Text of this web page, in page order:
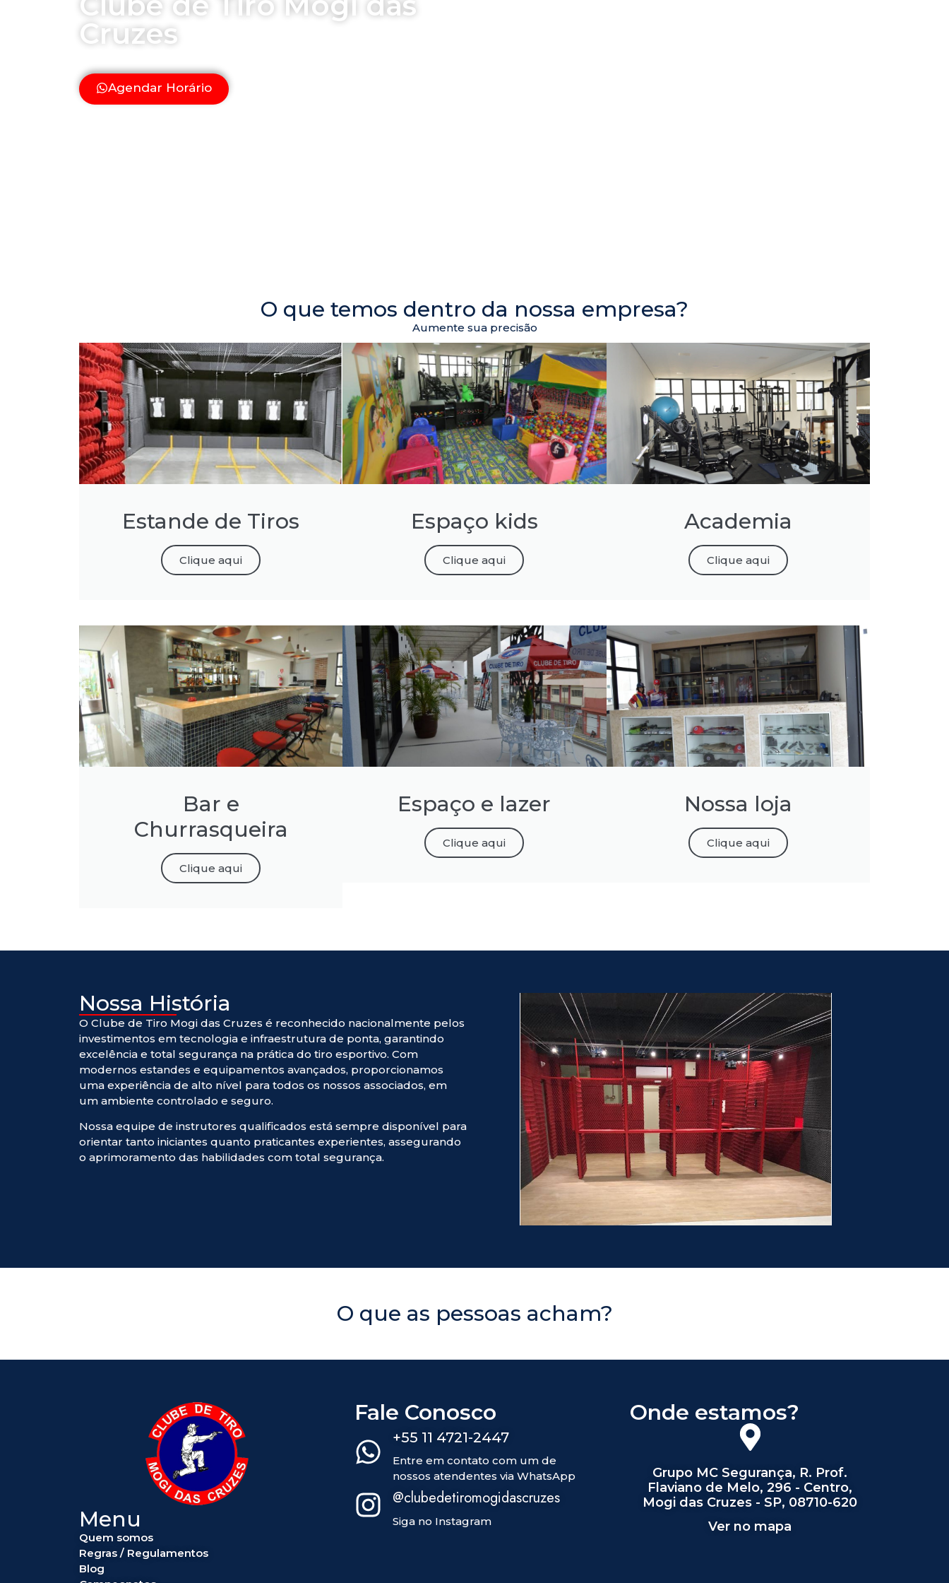
Cruzes
modalidades com armas de fogo
Agendar Horário
O que temos dentro da nossa empresa?
Aumente sua precisão
Estande de Tiros
Clique aqui
Espaço kids
Clique aqui
Academia
Clique aqui
Bar e
Churrasqueira
Clique aqui
Espaço e lazer
Clique aqui
Nossa loja
Clique aqui
Nossa História
O Clube de Tiro Mogi das Cruzes é reconhecido nacionalmente pelos
investimentos em tecnologia e infraestrutura de ponta, garantindo
excelência e total segurança na prática do tiro esportivo. Com
modernos estandes e equipamentos avançados, proporcionamos
uma experiência de alto nível para todos os nossos associados, em
um ambiente controlado e seguro.
Nossa equipe de instrutores qualificados está sempre disponível para
orientar tanto iniciantes quanto praticantes experientes, assegurando
o aprimoramento das habilidades com total segurança.
O que as pessoas acham?
Menu
Quem somos
Regras / Regulamentos
Blog
Fale Conosco
+55 11 4721-2447
Entre em contato com um de
nossos atendentes via WhatsApp
@clubedetiromogidascruzes
Siga no Instagram
Onde estamos?
Grupo MC Segurança, R. Prof.
Flaviano de Melo, 296 - Centro,
Mogi das Cruzes - SP, 08710-620
Ver no mapa